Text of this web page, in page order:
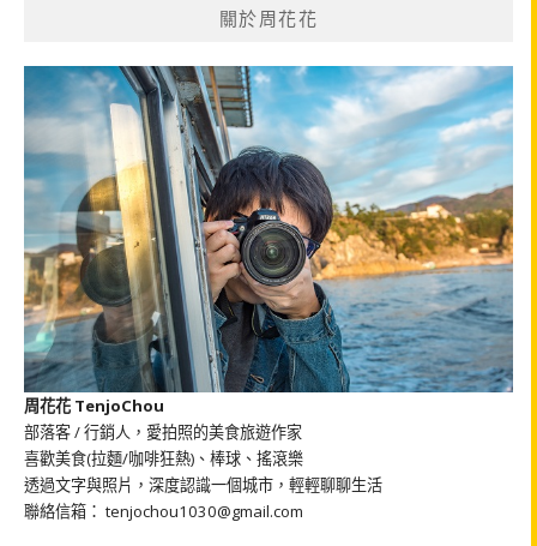
關於周花花
周花花 TenjoChou
部落客 / 行銷人，愛拍照的美食旅遊作家
喜歡美食(拉麵/咖啡狂熱)、棒球、搖滾樂
透過文字與照片，深度認識一個城市，輕輕聊聊生活
聯絡信箱： tenjochou1030@gmail.com